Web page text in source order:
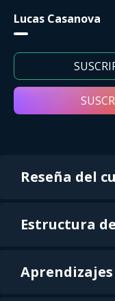
Lucas Casanova
Reseña del
Estructura